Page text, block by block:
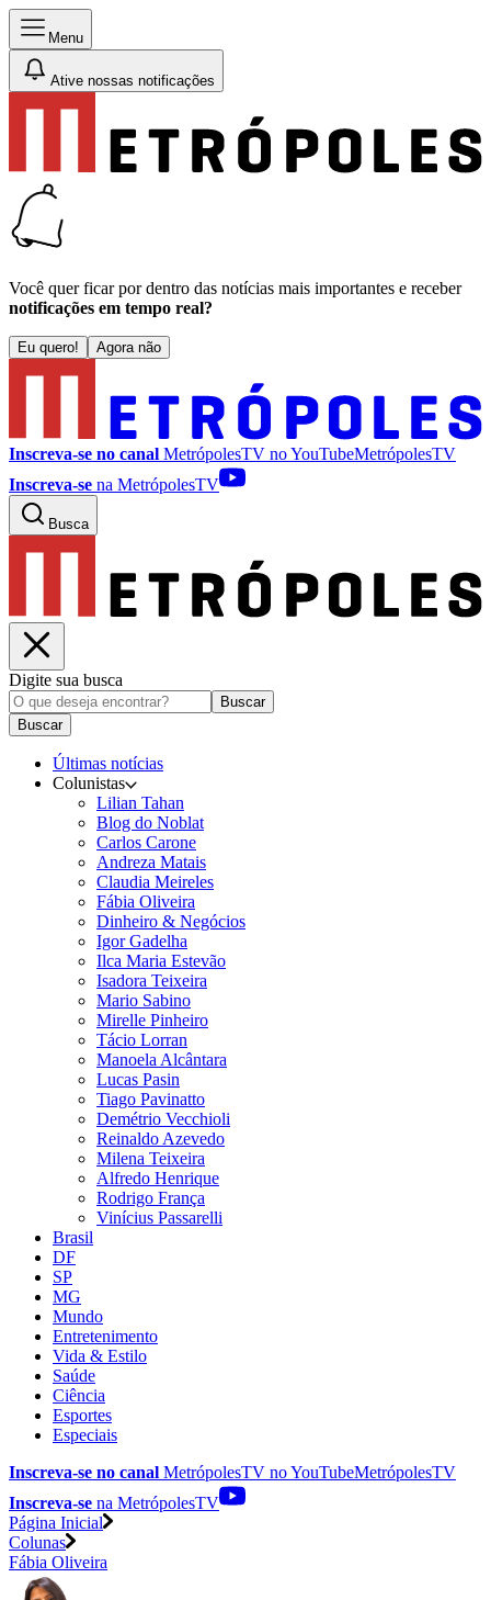
Menu
Ative nossas notificações
Você quer ficar por dentro das notícias mais importantes e receber
notificações em tempo real?
Eu quero! Agora não
Inscreva-se no canal MetrópolesTV noYouTubeMetrópolesTV
Inscreva-se na MetrópolesTV
Busca
Digite sua busca
Buscar
Buscar
Últimas notícias
Colunistas
Lilian Tahan
Blog do Noblat
Carlos Carone
Andreza Matais
Claudia Meireles
Fábia Oliveira
Dinheiro & Negócios
Igor Gadelha
Ilca Maria Estevão
Isadora Teixeira
Mario Sabino
Mirelle Pinheiro
Tácio Lorran
Manoela Alcântara
Lucas Pasin
Tiago Pavinatto
Demétrio Vecchioli
Reinaldo Azevedo
Milena Teixeira
Alfredo Henrique
Rodrigo França
Vinícius Passarelli
Brasil
DF
SP
MG
Mundo
Entretenimento
Vida & Estilo
Saúde
Ciência
Esportes
Especiais
Inscreva-se no canal MetrópolesTV noYouTubeMetrópolesTV
Inscreva-se na MetrópolesTV
Página Inicial
Colunas
Fábia Oliveira